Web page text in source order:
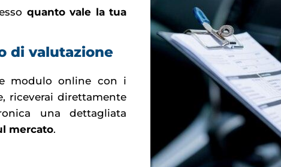
quanto vale la tua
di valutazione
modulo online con i
riceverai direttamente
una dettagliata
mercato.